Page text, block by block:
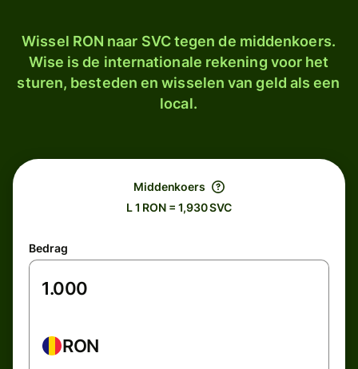
Wissel RON naar SVC tegen de middenkoers.
Wise is de internationale rekening voor het
sturen, besteden en wisselen van geld als een
local.
Middenkoers
L 1 RON = 1,930 SVC
Bedrag
RON